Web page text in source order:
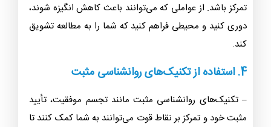
تمرکز باشد. از عواملی که می‌توانند باعث کاهش انگیزه شوند،
دوری کنید و محیطی فراهم کنید که شما را به مطالعه تشویق
کند.
4. استفاده از تکنیک‌های روانشناسی مثبت
– تکنیک‌های روانشناسی مثبت مانند تجسم موفقیت، تأیید
مثبت خود و تمرکز بر نقاط قوت می‌توانند به شما کمک کنند تا